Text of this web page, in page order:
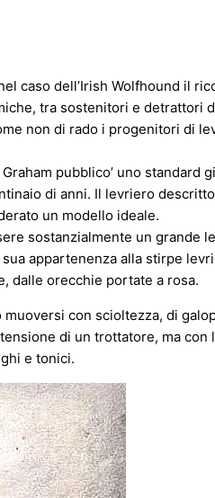
caso dell’Irish Wolfhound il
tra sostenitori e detrattori
non di rado i progenitori di
pubblico’ uno standard
di anni. Il levriero
un modello ideale.
sostanzialmente un grande
appartenenza alla stirpe
dalle orecchie portate a rosa.
con scioltezza, di
di un trottatore, ma con
e tonici.